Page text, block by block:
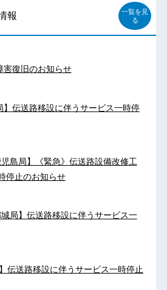
報
一覧を見
る
害復旧のお知らせ
伝送路移設に伴うサービス一時停
島局】《緊急》伝送路設備改修工
停止のお知らせ
局】伝送路移設に伴うサービス一
伝送路移設に伴うサービス一時停止